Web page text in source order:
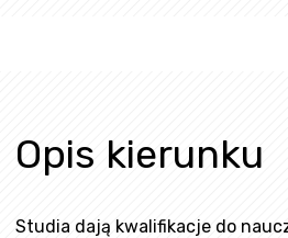
Opis kierunku
Studia dają kwalifikacje do